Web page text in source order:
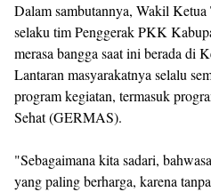
Dalam sambutannya, Wakil
selaku tim Penggerak PKK
merasa bangga saat ini berada di
Lantaran masyarakatnya selalu
program kegiatan, termasuk
Sehat (GERMAS).
"Sebagaimana kita sadari,
yang paling berharga, karena